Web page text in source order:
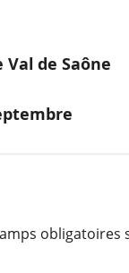
de Saône
obligatoires